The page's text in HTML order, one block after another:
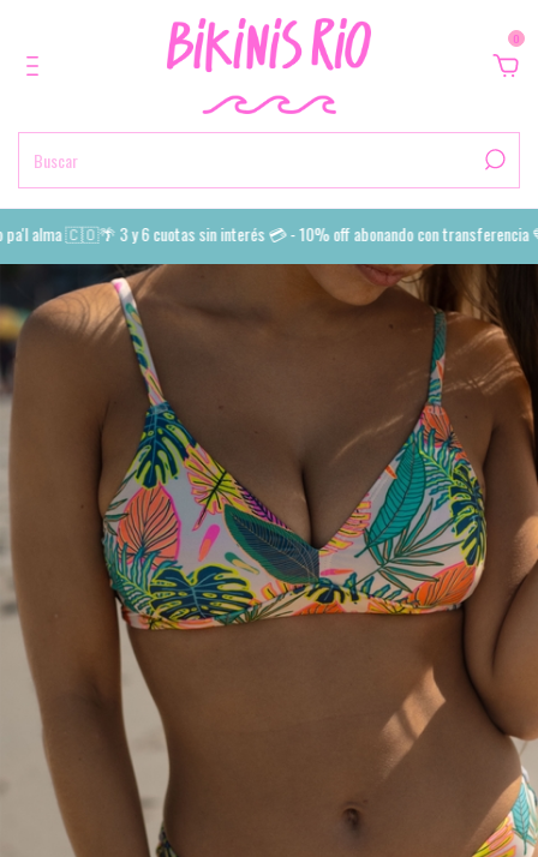
0
alma 🇨🇴🌴 3 y 6 cuotas sin interés 💳 - 10% off abonando con transferencia